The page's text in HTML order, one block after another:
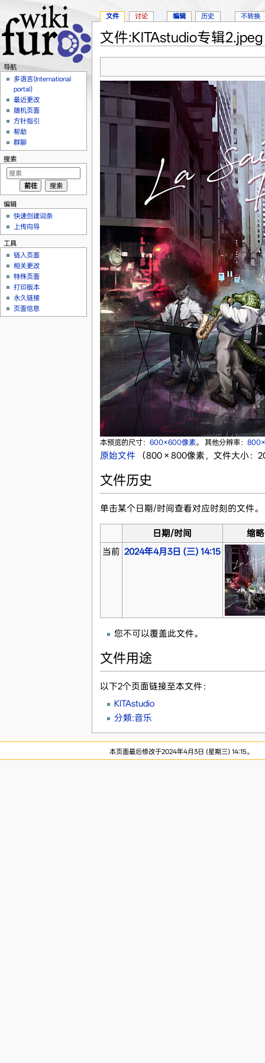
文件:KITAstudio专辑2.jpeg
本预览的尺寸： 600×600像素。 其他分辨率：
原始文件‎ （800 × 800像素，文件大小：
文件历史
单击某个日期/时间查看对应时刻的文件。
日期/时间
缩
当前 2024年4月3日 (三) 14:15
您不可以覆盖此文件。
文件用途
以下2个页面链接至本文件：
KITAstudio
分類:音乐
文件 讨论 编辑 历史 不转换
导航
多语言(International
portal)
最近更改
随机页面
方针指引
帮助
群聊
搜索
编辑
快速创建词条
上传向导
工具
链入页面
相关更改
特殊页面
打印版本
永久链接
页面信息
本页面最后修改于2024年4月3日 (星期三) 14:15。